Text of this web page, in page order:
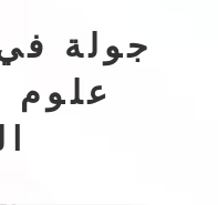
جولة
علوم